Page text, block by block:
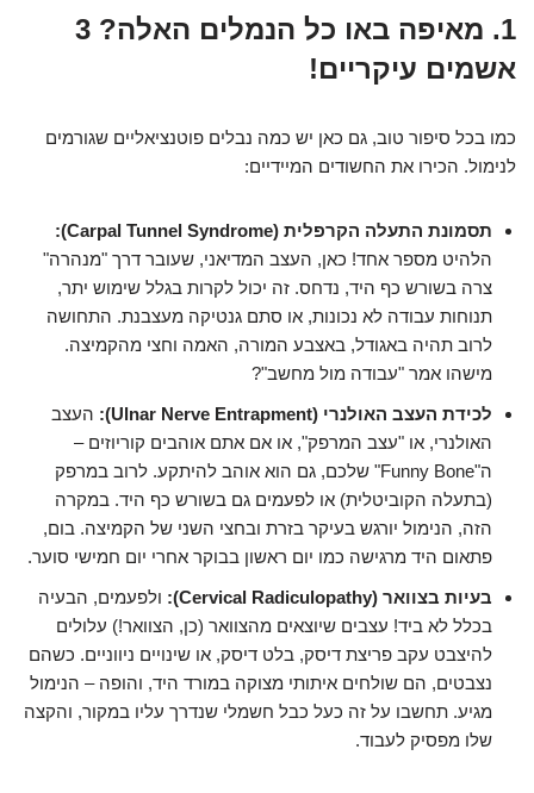
1. מאיפה באו כל הנמלים האלה? 3
אשמים עיקריים!
כמו בכל סיפור טוב, גם כאן יש כמה נבלים פוטנציאליים שגורמים
לנימול. הכירו את החשודים המיידיים:
תסמונת התעלה הקרפלית (Carpal Tunnel Syndrome):
הלהיט מספר אחד! כאן, העצב המדיאני, שעובר דרך "מנהרה"
צרה בשורש כף היד, נדחס. זה יכול לקרות בגלל שימוש יתר,
תנוחות עבודה לא נכונות, או סתם גנטיקה מעצבנת. התחושה
לרוב תהיה באגודל, באצבע המורה, האמה וחצי מהקמיצה.
מישהו אמר "עבודה מול מחשב"?
לכידת העצב האולנרי (Ulnar Nerve Entrapment):
העצב
האולנרי, או "עצב המרפק", או אם אתם אוהבים קוריוזים –
ה"Funny Bone" שלכם, גם הוא אוהב להיתקע. לרוב במרפק
(בתעלה הקוביטלית) או לפעמים גם בשורש כף היד. במקרה
הזה, הנימול יורגש בעיקר בזרת ובחצי השני של הקמיצה. בום,
פתאום היד מרגישה כמו יום ראשון בבוקר אחרי יום חמישי סוער.
בעיות בצוואר (Cervical Radiculopathy):
ולפעמים, הבעיה
בכלל לא ביד! עצבים שיוצאים מהצוואר (כן, הצוואר!) עלולים
להיצבט עקב פריצת דיסק, בלט דיסק, או שינויים ניווניים. כשהם
נצבטים, הם שולחים איתותי מצוקה במורד היד, והופה – הנימול
מגיע. תחשבו על זה כעל כבל חשמלי שנדרך עליו במקור, והקצה
שלו מפסיק לעבוד.